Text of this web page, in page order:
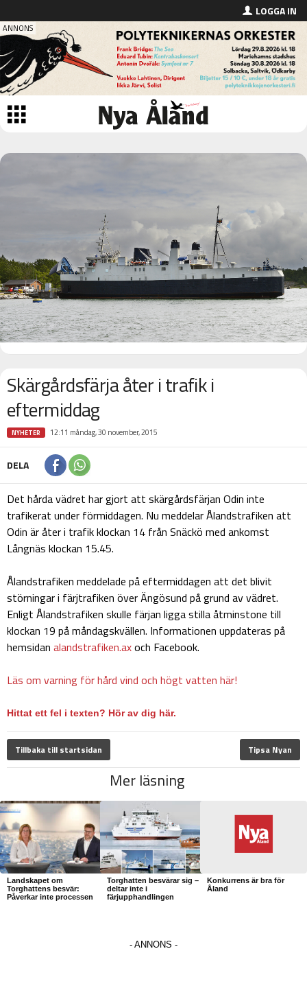
LOGGA IN
Skärgårdsfärja åter i trafik i
eftermiddag
NYHETER 12:11 måndag, 30 november, 2015
DELA
Det hårda vädret har gjort att skärgårdsfärjan Odin inte
trafikerat under förmiddagen. Nu meddelar Ålandstrafiken att
Odin är åter i trafik klockan 14 från Snäckö med ankomst
Långnäs klockan 15.45.
Ålandstrafiken meddelade på eftermiddagen att det blivit
störningar i färjtrafiken över Ängösund på grund av vädret.
Enligt Ålandstrafiken skulle färjan ligga stilla åtminstone till
klockan 19 på måndagskvällen. Informationen uppdateras på
hemsidan alandstrafiken.axoch Facebook.
Läs om varning för hård vind och högt vatten här!
Hittat ett fel i texten? Hör av dig här.
Tillbaka till startsidan Tipsa Nyan
Mer läsning
Landskapet om
Torghattens besvär:
Påverkar inte processen
Torghatten besvärar sig –
deltar inte i
färjupphandlingen
Konkurrens är bra för
Åland